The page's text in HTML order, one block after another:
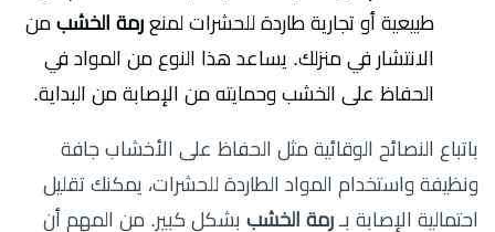
طبيعية أو تجارية طاردة للحشرات لمنع رمة الخشب من
الانتشار في منزلك. يساعد هذا النوع من المواد في
الحفاظ على الخشب وحمايته من الإصابة من البداية.
باتباع النصائح الوقائية مثل الحفاظ على الأخشاب جافة
ونظيفة واستخدام المواد الطاردة للحشرات، يمكنك تقليل
احتمالية الإصابة بـ رمة الخشب بشكل كبير. من المهم أن